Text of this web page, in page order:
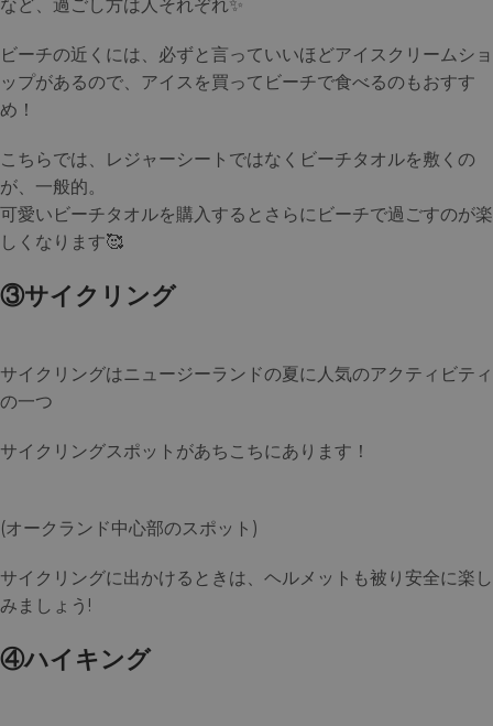
など、過ごし方は人それぞれ✨
ビーチの近くには、必ずと言っていいほどアイスクリームショ
ップがあるので、アイスを買ってビーチで食べるのもおすす
め！
こちらでは、レジャーシートではなくビーチタオルを敷くの
が、一般的。
可愛いビーチタオルを購入するとさらにビーチで過ごすのが楽
しくなります🥰
③サイクリング
サイクリングはニュージーランドの夏に人気のアクティビティ
の一つ
サイクリングスポットがあちこちにあります！
(オークランド中心部のスポット)
サイクリングに出かけるときは、ヘルメットも被り安全に楽し
みましょう!
④ハイキング